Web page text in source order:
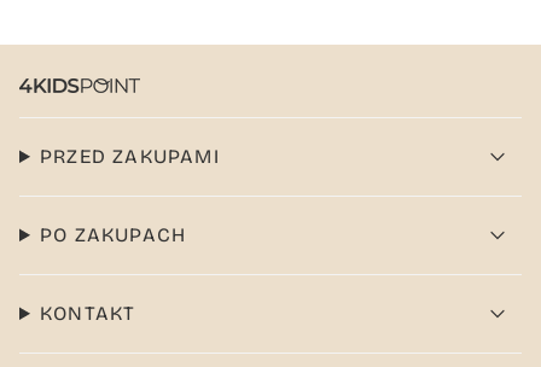
PRZED ZAKUPAMI
PO ZAKUPACH
KONTAKT